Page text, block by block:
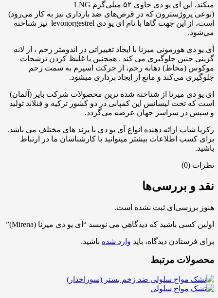
(نوعی پروژسترون که در قرص‌های ضد بارداری نیز به کار می‌رود)
است، از این جهت گاها با نام ای یو دی levonorgestrel نیز شناخته
می‌شود.
آی یو دی هورمونی میرنا با ایجاد تغییراتی در اندومتر رحم ، از لانه
گزینی جنین جلوگیری می کند . همچنین با غلیظ کردن ترشحات
موکوس (مخاط) دهانه رحم، از حرکت اسپرم به سمت رحم
جلوگیری می‌کند و مانع از ایجاد برداری میشود.
ای یو دی میرنا از شناخته شده ترین محصولات شرکت بایر (آلمان)
است که تحت لیسانس این کمپانی در دو کشور ترکیه و فنلاند تولید
و سپس در سراسر جهان عرضه می‌گردد.
زکریا شاپ ارائه دهنده انواع آی یو دی با برند های مختلف می باشد.
برای کسب اطلاعات بیشتر میتوانید با کارشناسان ما در ارتباط
باشید.
نظرات (0)
نقد و بررسی‌ها
هنوز بررسی‌ای ثبت نشده است.
اولین کسی باشید که دیدگاهی می نویسد “آی یو دی میرنا (Mirena)”
برای فرستادن دیدگاه، باید وارد شده باشید.
محصولات مرتبط